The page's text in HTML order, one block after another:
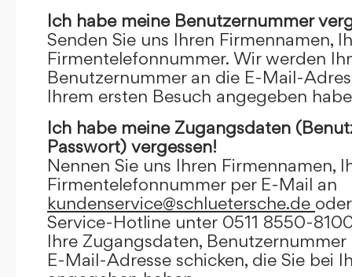
Ich habe meine Benutzernummer
Senden Sie uns Ihren Firmennamen,
Firmentelefonnummer. Wir werden
Benutzernummer an die E-Mail-
Ihrem ersten Besuch angegeben
Ich habe meine Zugangsdaten
Passwort) vergessen!
Nennen Sie uns Ihren Firmennamen,
Firmentelefonnummer per E-Mail an
kundenservice@schluetersche.de
Service-Hotline unter 0511 8550-
Ihre Zugangsdaten,
E-Mail-Adresse schicken, die Sie bei